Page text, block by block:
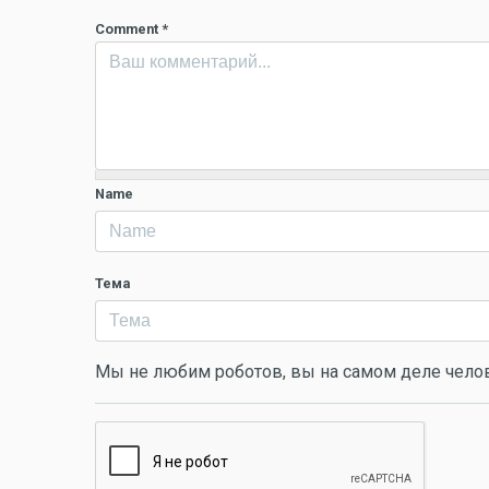
Comment *
Name
Тема
Мы не любим роботов, вы на самом деле